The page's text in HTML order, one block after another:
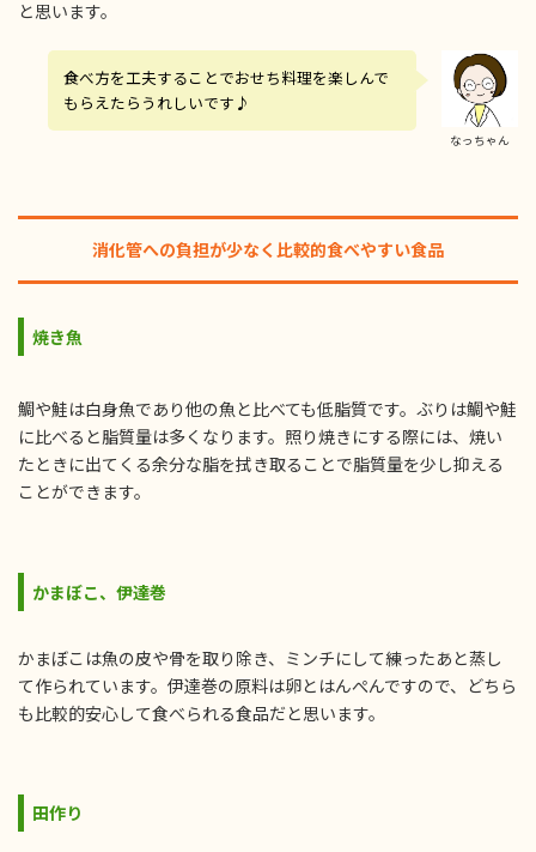
と思います。
なっちゃん
食べ方を工夫することでおせち料理を楽しんで
もらえたらうれしいです♪
消化管への負担が少なく比較的食べやすい食品
焼き魚
鯛や鮭は白身魚であり他の魚と比べても低脂質です。ぶりは鯛や鮭
に比べると脂質量は多くなります。照り焼きにする際には、焼い
たときに出てくる余分な脂を拭き取ることで脂質量を少し抑える
ことができます。
かまぼこ、伊達巻
かまぼこは魚の皮や骨を取り除き、ミンチにして練ったあと蒸し
て作られています。伊達巻の原料は卵とはんぺんですので、どちら
も比較的安心して食べられる食品だと思います。
田作り